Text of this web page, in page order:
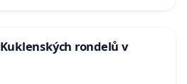
rondelů v